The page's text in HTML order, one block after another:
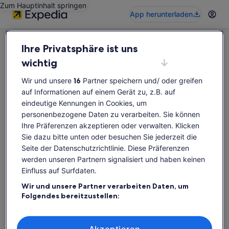
Zum Hauptinhalt springen
App herunterladen
Diese Aktivität ist leider nicht verfügbar
Bitte suche erneut nach Aktivitäten.
Erneut suchen
Ihre Privatsphäre ist uns
wichtig
Wir und unsere 16 Partner speichern und/ oder greifen
auf Informationen auf einem Gerät zu, z.B. auf
eindeutige Kennungen in Cookies, um
personenbezogene Daten zu verarbeiten. Sie können
Ihre Präferenzen akzeptieren oder verwalten. Klicken
Sie dazu bitte unten oder besuchen Sie jederzeit die
Seite der Datenschutzrichtlinie. Diese Präferenzen
werden unseren Partnern signalisiert und haben keinen
Einfluss auf Surfdaten.
Wir und unsere Partner verarbeiten Daten, um
Folgendes bereitzustellen:
Identifikation aktiv abfragen. Speichern von oder Zugriff auf